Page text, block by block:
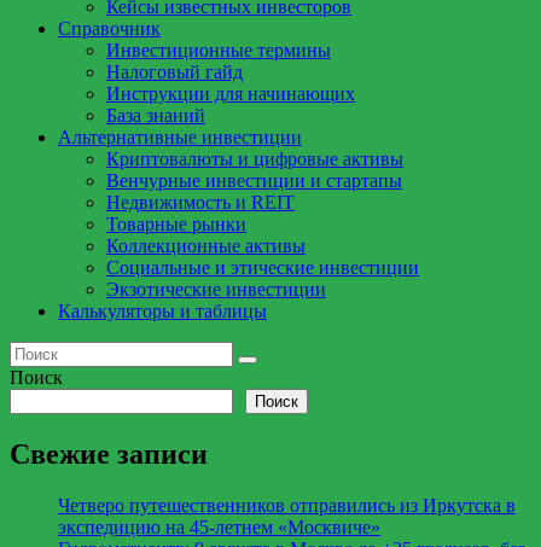
Кейсы известных инвесторов
Справочник
Инвестиционные термины
Налоговый гайд
Инструкции для начинающих
База знаний
Альтернативные инвестиции
Криптовалюты и цифровые активы
Венчурные инвестиции и стартапы
Недвижимость и REIT
Товарные рынки
Коллекционные активы
Социальные и этические инвестиции
Экзотические инвестиции
Калькуляторы и таблицы
Поиск
Поиск
Свежие записи
Четверо путешественников отправились из Иркутска в
экспедицию на 45-летнем «Москвиче»